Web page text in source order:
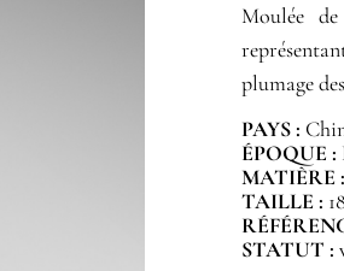
Moulée
plumage
PAYS :
ÉPOQUE :
MATIÈRE :
TAILLE :
STATUT :